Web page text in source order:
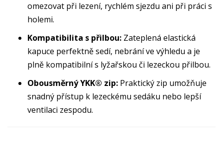
omezovat při lezení, rychlém sjezdu ani při práci s
holemi.
Kompatibilita s přilbou: Zateplená elastická
kapuce perfektně sedí, nebrání ve výhledu a je
plně kompatibilní s lyžařskou či lezeckou přilbou.
Obousměrný YKK® zip: Praktický zip umožňuje
snadný přístup k lezeckému sedáku nebo lepší
ventilaci zespodu.